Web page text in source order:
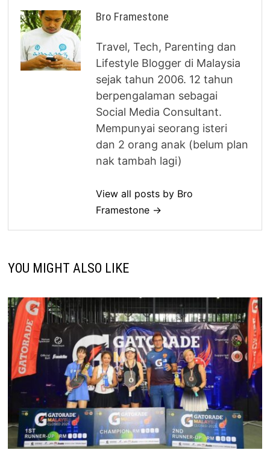
Bro Framestone
Travel, Tech, Parenting dan
Lifestyle Blogger di Malaysia
sejak tahun 2006. 12 tahun
berpengalaman sebagai
Social Media Consultant.
Mempunyai seorang isteri
dan 2 orang anak (belum plan
nak tambah lagi)
View all posts by Bro
Framestone →
YOU MIGHT ALSO LIKE